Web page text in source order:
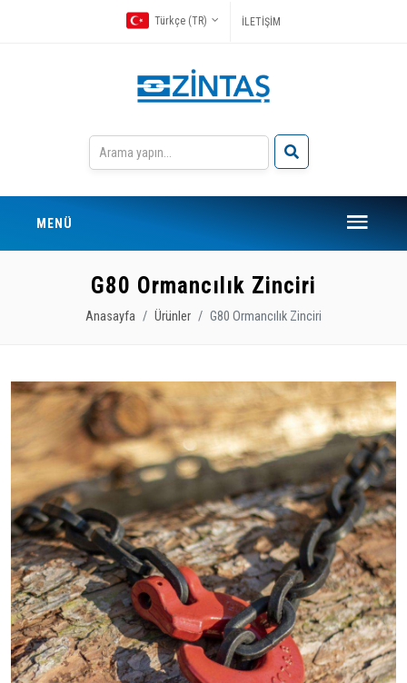
Türkçe (TR) İLETİŞİM
MENÜ
G80 Ormancılık Zinciri
Anasayfa Ürünler G80 Ormancılık Zinciri